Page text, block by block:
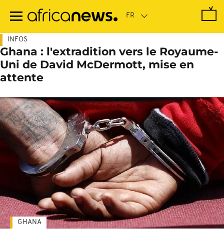
contenu
INFOS
Ghana : l'extradition vers le Royaume-
Uni de David McDermott, mise en
attente
GHANA